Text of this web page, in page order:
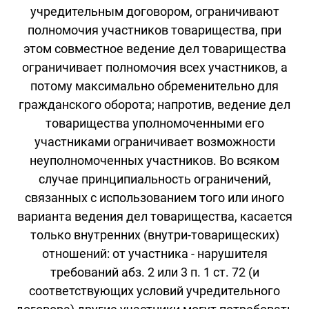
учредительным договором, ограничивают
полномочия участников товарищества, при
этом совместное ведение дел товарищества
ограничивает полномочия всех участников, а
потому максимально обременительно для
гражданского оборота; напротив, ведение дел
товарищества уполномоченными его
участниками ограничивает возможности
неуполномоченных участников. Во всяком
случае принципиальность ограничений,
связанных с использованием того или иного
варианта ведения дел товарищества, касается
только внутренних (внутри-товарищеских)
отношений: от участника - нарушителя
требований абз. 2 или 3 п. 1 ст. 72 (и
соответствующих условий учредительного